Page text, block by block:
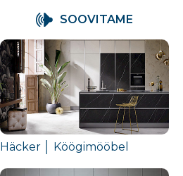
AMMÕS Atelier
SOOVITAME
Häcker │ Köögimööbel